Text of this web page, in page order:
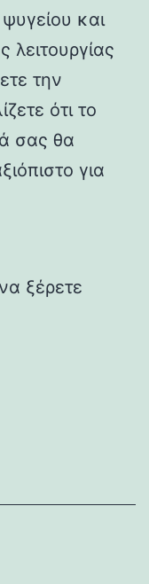
και
την
ότι το
σας θα
για
ξέρετε